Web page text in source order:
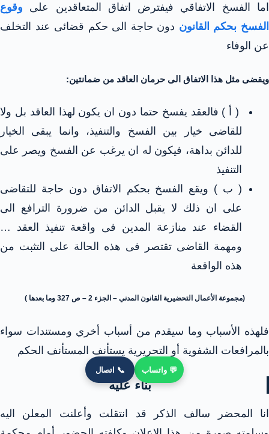
اما الفسخ الاتفاقي فيفترض اتفاق المتعاقدين على وقوع
الفسخ بحكم القانون دون حاجة الى حكم قضائى عند التخلف
عن الوفاء
ويقضى مثل هذا الاتفاق الى حرمان العاقد من ضمانتين:
( أ ) فالعقد يفسخ حتما دون ان يكون لهذا العاقد بل ولا
للقاضى خيار بين الفسخ والتنفيذ، وانما يبقى الخيار
للدائن بداهة، فيكون له ان يرغب عن الفسخ ويصر على
التنفيذ
( ب ) ويقع الفسخ بحكم الاتفاق دون حاجة للتقاضى
على ان ذلك لا يقبل الدائن من ضرورة الترافع الى
القضاء عند منازعة المدين فى واقعة تنفيذ العقد …
ومهمة القاضى تقتصر فى هذه الحالة على التثبت من
هذه الواقعة
(مجموعة الأعمال التحضيرية القانون المدني – الجزء 2 – ص 327 وما بعدها )
فلهذه الأسباب وما سيقدم من أسباب أخري ومستندات سواء
بالمرافعات الشفوية أو التحريرية يستأنف المستأنف الحكم
بناء عليه
انا المحضر سالف الذكر قد انتقلت وأعلنت المعلن اليه
💬 واتساب 📞 اتصال